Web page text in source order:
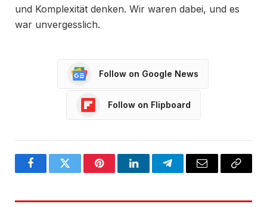
und Komplexität denken. Wir waren dabei, und es
war unvergesslich.
Follow on Google News
Follow on Flipboard
FacebookTwitter PinterestLinkedInTelegramEmail
Copy